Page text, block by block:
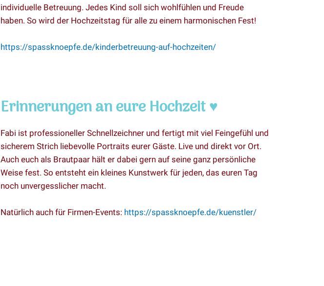
individuelle Betreuung. Jedes Kind soll sich wohlfühlen und Freude
haben. So wird der Hochzeitstag für alle zu einem harmonischen Fest!
https://spassknoepfe.de/kinderbetreuung-auf-hochzeiten/
Erinnerungen an eure Hochzeit ♥
Fabi ist professioneller Schnellzeichner und fertigt mit viel Feingefühl und
sicherem Strich liebevolle Portraits eurer Gäste. Live und direkt vor Ort.
Auch euch als Brautpaar hält er dabei gern auf seine ganz persönliche
Weise fest. So entsteht ein kleines Kunstwerk für jeden, das euren Tag
noch unvergesslicher macht.
Natürlich auch für Firmen-Events: https://spassknoepfe.de/kuenstler/